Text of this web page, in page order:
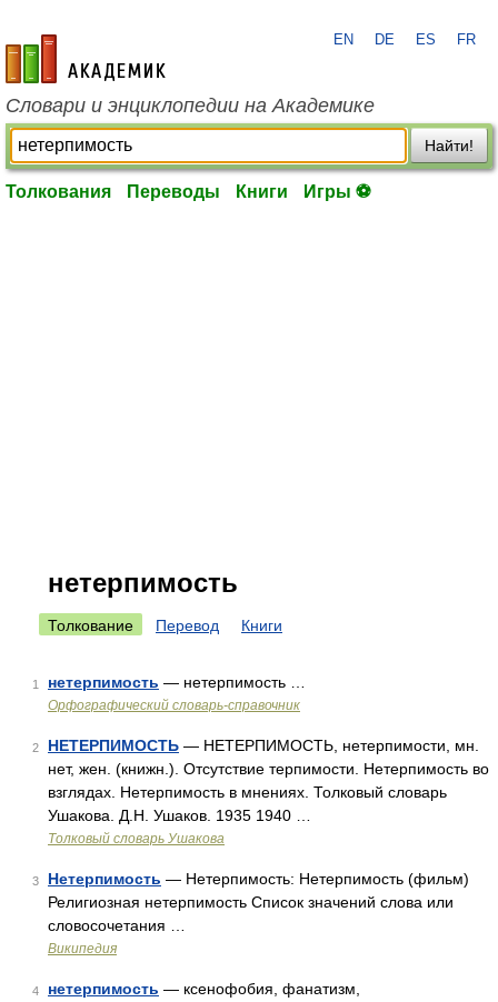
academic.ru
EN DE ES FR
Словари и энциклопедии на Академике
Найти!
Толкования Переводы Книги Игры ⚽
нетерпимость
Толкование Перевод Книги
1 нетерпимость — нетерпимость …
Орфографический словарь-справочник
2 НЕТЕРПИМОСТЬ — НЕТЕРПИМОСТЬ, нетерпимости, мн.
нет, жен. (книжн.). Отсутствие терпимости. Нетерпимость во
взглядах. Нетерпимость в мнениях. Толковый словарь
Ушакова. Д.Н. Ушаков. 1935 1940 …
Толковый словарь Ушакова
3 Нетерпимость — Нетерпимость: Нетерпимость (фильм)
Религиозная нетерпимость Cписок значений слова или
словосочетания …
Википедия
4 нетерпимость — ксенофобия, фанатизм,